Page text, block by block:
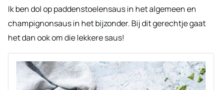
Ik ben dol op paddenstoelensaus in het algemeen en
champignonsaus in het bijzonder. Bij dit gerechtje gaat
het dan ook om die lekkere saus!